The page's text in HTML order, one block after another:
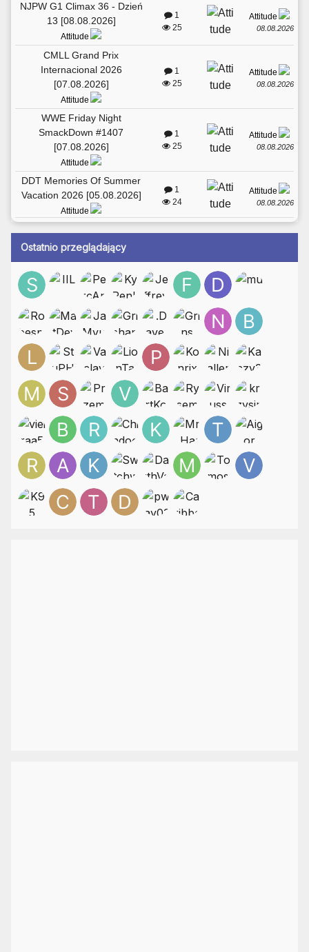
NJPW G1 Climax 36 - Dzień
13 [08.08.2026]
Attitude
1
25
Attitude
08.08.2026
CMLL Grand Prix
Internacional 2026
[07.08.2026]
Attitude
1
25
Attitude
08.08.2026
WWE Friday Night
SmackDown #1407
[07.08.2026]
Attitude
1
25
Attitude
08.08.2026
DDT Memories Of Summer
Vacation 2026 [05.08.2026]
Attitude
1
24
Attitude
08.08.2026
Ostatnio przeglądający